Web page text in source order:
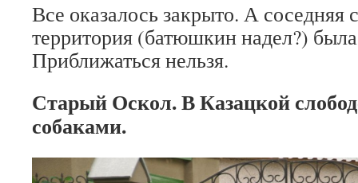
Все оказалось закрыто. А соседняя
территория (батюшкин надел?)
Приближаться нельзя.
Старый Оскол. В Казацкой
собаками.